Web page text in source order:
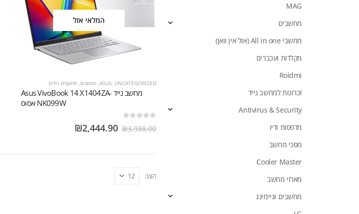
המלאי אזל
ASUS UNCATEGORIZED מחשבים מחשבים ניידים
מחשב נייד Asus VivoBook 14 X1404ZA-
NK099W אסוס
₪3,938.00
₪2,444.90
הצג:
MAG
מחשבים
מחשבי All in one (אול אין וואן)
מקלדות ועכברים
Roidmi
זכרונות למחשב נייד
Antivirus & Security
מדפסות ודיו
מסכי מחשב
Cooler Master
מארזי מחשב
מחשבים וגיימינג